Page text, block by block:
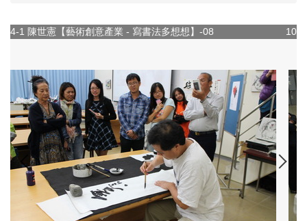
104-1 陳世憲【藝術創意產業 - 寫書法多想想】-09